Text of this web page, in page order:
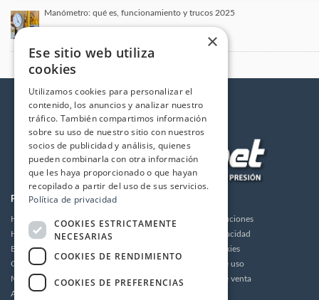
Manómetro: qué es, funcionamiento y trucos 2025
PRODUCTOS
Hidrolimpiadoras
Humidificación
Bombas de alta presión
Grupos motor bomba alta presión
Motores
Accesorios
Envios y devoluciones
Política de privacidad
Política de cookies
Condiciones de uso
Condiciones de venta
×
Ese sitio web utiliza
cookies
Utilizamos cookies para personalizar el
contenido, los anuncios y analizar nuestro
tráfico. También compartimos información
sobre su uso de nuestro sitio con nuestros
socios de publicidad y análisis, quienes
pueden combinarla con otra información
que les haya proporcionado o que hayan
recopilado a partir del uso de sus servicios.
Política de privacidad
COOKIES ESTRICTAMENTE
NECESARIAS
COOKIES DE RENDIMIENTO
COOKIES DE PREFERENCIAS